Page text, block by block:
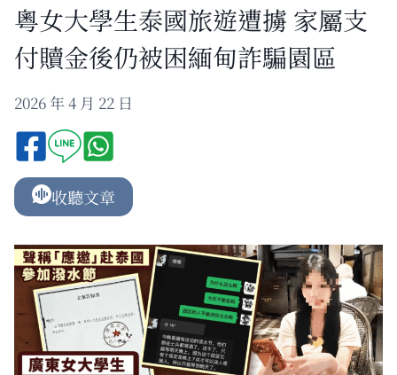
粵女大學生泰國旅遊遭擄 家屬支
付贖金後仍被困緬甸詐騙園區
2026 年 4 月 22 日
收聽文章